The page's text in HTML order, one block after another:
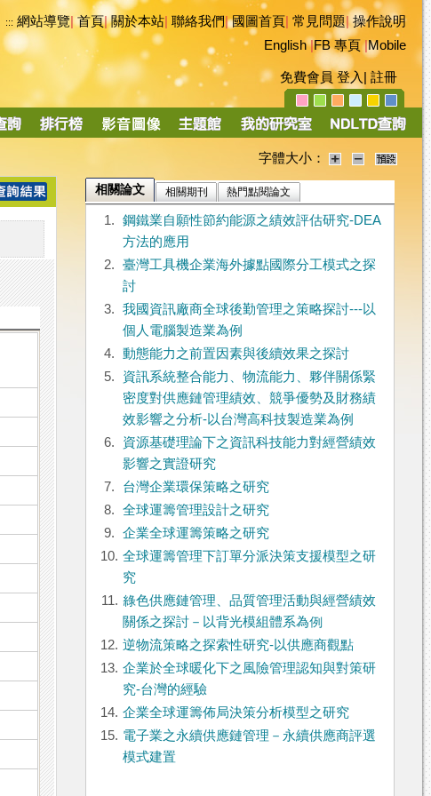
::: 網站導覽|首頁|關於本站 聯絡我們|國圖首頁 常見問題|操作說明
English|FB 專頁|Mobile
免費會員 登入 註冊
字體大小：
相關論文 相關期刊 熱門點閱論文
1.
鋼鐵業自願性節約能源之績效評估研究-DEA
方法的應用
2.
臺灣工具機企業海外據點國際分工模式之探
討
3.
我國資訊廠商全球後勤管理之策略探討---以
個人電腦製造業為例
4.
動態能力之前置因素與後續效果之探討
5.
資訊系統整合能力、物流能力、夥伴關係緊
密度對供應鏈管理績效、競爭優勢及財務績
效影響之分析-以台灣高科技製造業為例
6.
資源基礎理論下之資訊科技能力對經營績效
影響之實證研究
7.
台灣企業環保策略之研究
8.
全球運籌管理設計之研究
9.
企業全球運籌策略之研究
10. 全球運籌管理下訂單分派決策支援模型之研
究
11. 綠色供應鏈管理、品質管理活動與經營績效
關係之探討－以背光模組體系為例
12. 逆物流策略之探索性研究-以供應商觀點
13. 企業於全球暖化下之風險管理認知與對策研
究-台灣的經驗
14. 企業全球運籌佈局決策分析模型之研究
15. 電子業之永續供應鏈管理－永續供應商評選
模式建置